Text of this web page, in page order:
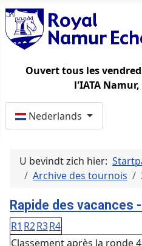
Ouvert tous les
l'IATA
Nederlands
U bevindt zich hier:
Archive des tournois
Rapide des vacances
R1 R2R3R4
Classement après la ronde 4